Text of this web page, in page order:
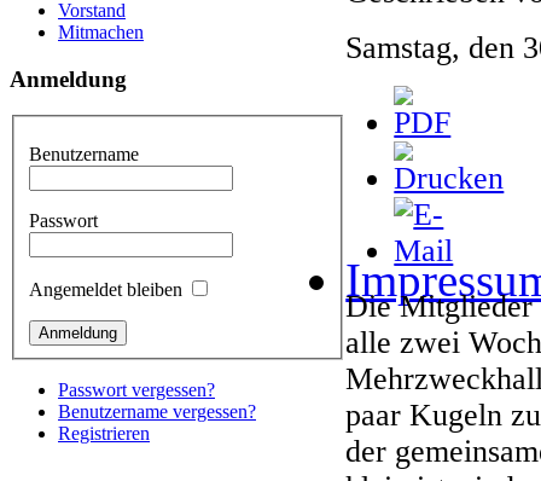
Samstag, den
Die Mitglieder
alle zwei
paar Kugeln
der
Vorstand
Mitmachen
Anmeldung
Benutzername
Passwort
Angemeldet bleiben
Passwort vergessen?
Benutzername vergessen?
Registrieren